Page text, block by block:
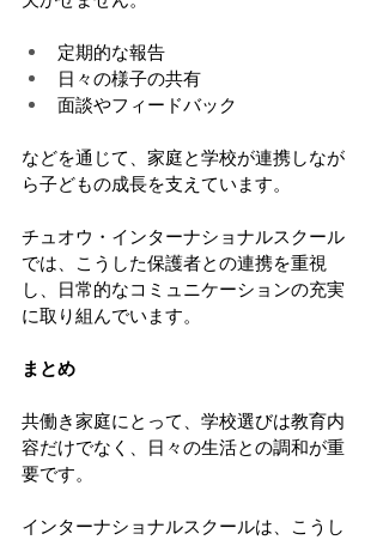
定期的な報告
日々の様子の共有
面談やフィードバック
などを通じて、家庭と学校が連携しなが
ら子どもの成長を支えています。
チュオウ・インターナショナルスクール
では、こうした保護者との連携を重視
し、日常的なコミュニケーションの充実
に取り組んでいます。
まとめ
共働き家庭にとって、学校選びは教育内
容だけでなく、日々の生活との調和が重
要です。
インターナショナルスクールは、こうし